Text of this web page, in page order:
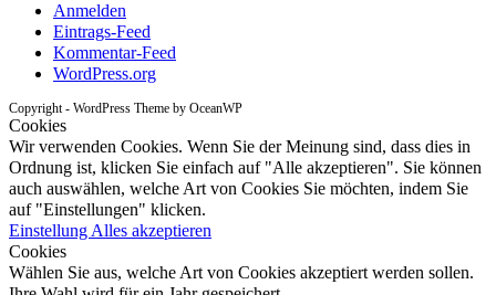
Anmelden
Eintrags-Feed
Kommentar-Feed
WordPress.org
Copyright - WordPress Theme by OceanWP
Cookies
Wir verwenden Cookies. Wenn Sie der Meinung sind, dass dies in
Ordnung ist, klicken Sie einfach auf "Alle akzeptieren". Sie können
auch auswählen, welche Art von Cookies Sie möchten, indem Sie
auf "Einstellungen" klicken.
Einstellung Alles akzeptieren
Cookies
Wählen Sie aus, welche Art von Cookies akzeptiert werden sollen.